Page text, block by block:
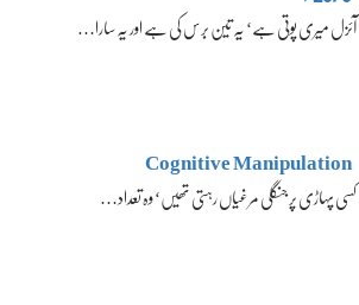
آئزل میری پوتی ہے‘ یہ تین برس کی ہے اور یہ سارا…
Cognitive Manipulation
کسی پہاڑی پر جنگلی مرغیاں رہتی تھیں‘ وہ تعداد…